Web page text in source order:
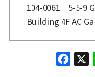
104-0061 5-5-9
Building 4F AC
Face